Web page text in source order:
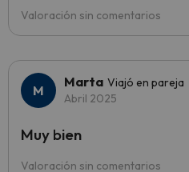
Valoración sin comentarios
Marta Viajó en pareja
Abril 2025
Valoración sin comentarios
Muy bien